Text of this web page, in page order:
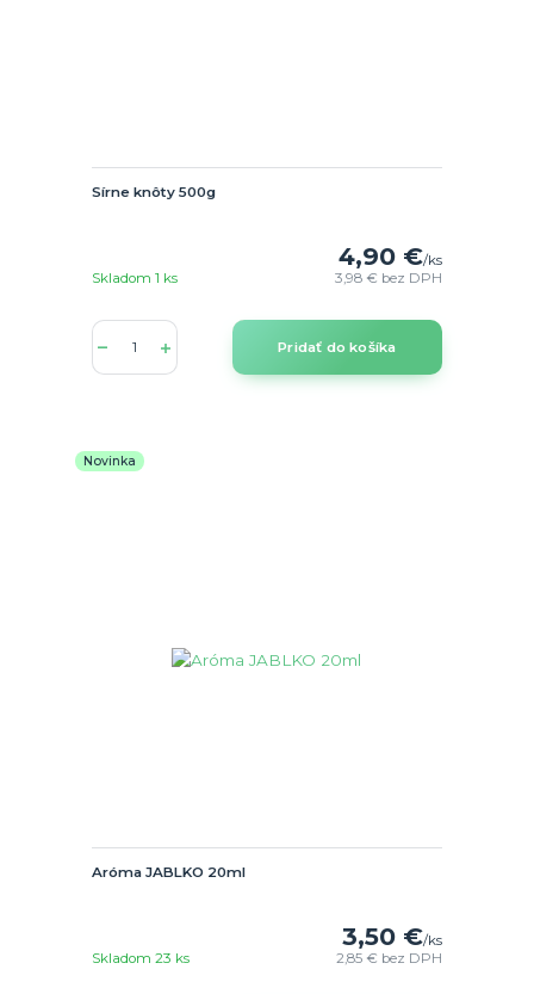
Sírne knôty 500g
4,90 €/ks
3,98 € bez DPH
Skladom 1 ks
Pridať do košíka
Novinka
Aróma JABLKO 20ml
3,50 €/ks
2,85 € bez DPH
Skladom 23 ks